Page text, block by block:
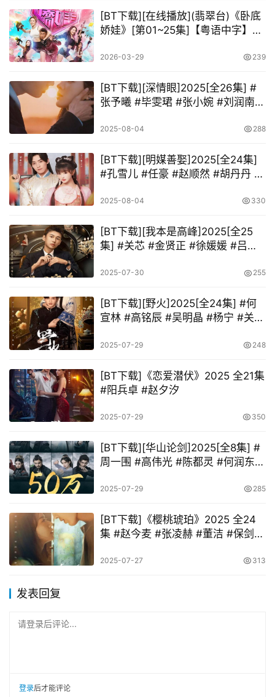
小海 #白荟 #王婉娟
[BT下载][在线播放](翡翠台)《卧底
娇娃》[第01~25集]【粤语中字】
2026-03-29 239
[BT下载][深情眼]2025[全26集] #
张予曦 #毕雯珺 #张小婉 #刘润南 #
2025-08-04 288
[BT下载][明媒善娶]2025[全24集]
#孔雪儿 #任豪 #赵顺然 #胡丹丹 #
2025-08-04 330
[BT下载][我本是高峰]2025[全25
集] #关芯 #金贤正 #徐媛媛 #吕晋
2025-07-30 255
[BT下载][野火]2025[全24集] #何
宣林 #高铭辰 #吴明晶 #杨宁 #关昱
2025-07-29 248
[BT下载]《恋爱潜伏》2025 全21集
#阳兵卓 #赵夕汐
2025-07-29 350
[BT下载][华山论剑]2025[全8集] #
周一围 #高伟光 #陈都灵 #何润东 #
2025-07-29 285
[BT下载]《樱桃琥珀》2025 全24
集 #赵今麦 #张凌赫 #董洁 #保剑锋
2025-07-27 313
发表回复
请登录后评论...
登录后才能评论